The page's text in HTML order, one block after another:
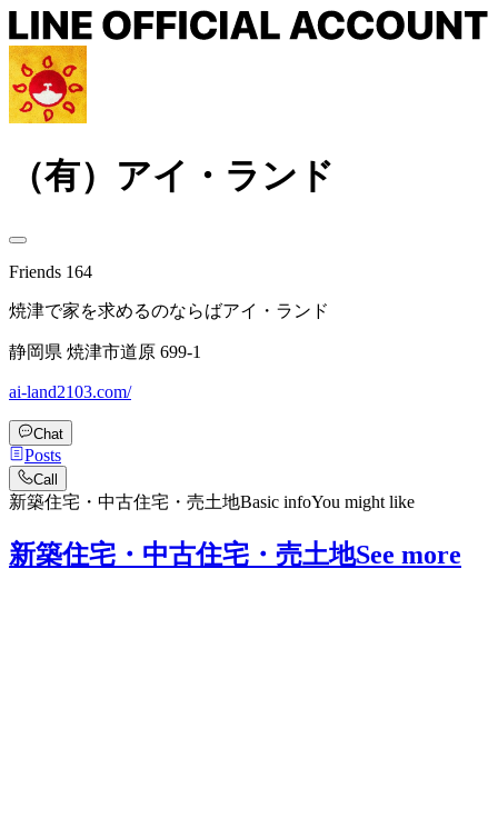
（有）アイ・ランド
Friends 164
焼津で家を求めるのならばアイ・ランド
静岡県 焼津市道原 699-1
ai-land2103.com/
Chat
Posts
Call
新築住宅・中古住宅・売土地Basic infoYou might like
新築住宅・中古住宅・売土地See more